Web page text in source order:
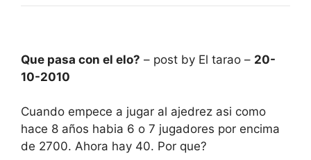
Que pasa con el elo? – post by El tarao – 20-
10-2010
Cuando empece a jugar al ajedrez asi como
hace 8 años habia 6 o 7 jugadores por encima
de 2700. Ahora hay 40. Por que?